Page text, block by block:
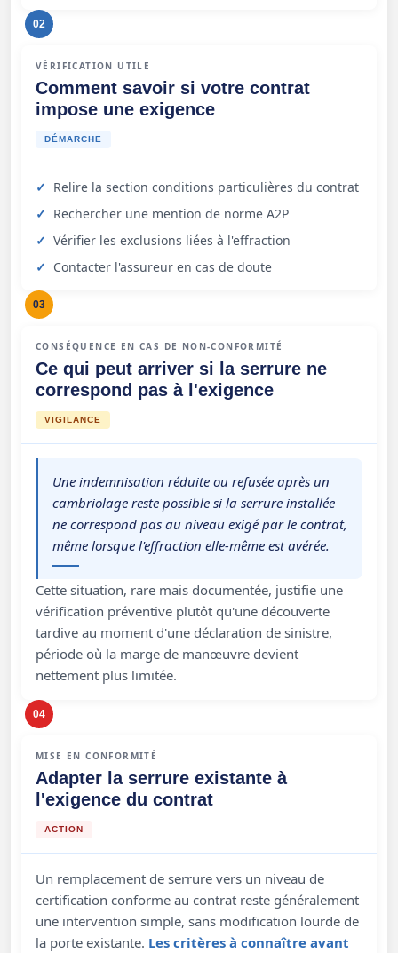
02
VÉRIFICATION UTILE
Comment savoir si votre contrat
impose une exigence
DÉMARCHE
Relire la section conditions particulières du contrat
Rechercher une mention de norme A2P
Vérifier les exclusions liées à l'effraction
Contacter l'assureur en cas de doute
03
CONSÉQUENCE EN CAS DE NON-CONFORMITÉ
Ce qui peut arriver si la serrure ne
correspond pas à l'exigence
VIGILANCE
Une indemnisation réduite ou refusée après un
cambriolage reste possible si la serrure installée
ne correspond pas au niveau exigé par le contrat,
même lorsque l'effraction elle-même est avérée.
Cette situation, rare mais documentée, justifie une
vérification préventive plutôt qu'une découverte
tardive au moment d'une déclaration de sinistre,
période où la marge de manœuvre devient
nettement plus limitée.
04
MISE EN CONFORMITÉ
Adapter la serrure existante à
l'exigence du contrat
ACTION
Un remplacement de serrure vers un niveau de
certification conforme au contrat reste généralement
une intervention simple, sans modification lourde de
la porte existante. Les critères à connaître avant